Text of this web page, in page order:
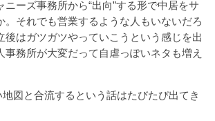
ニーズ事務所から“出向”する形で中居をサ
。それでも営業するような人もいないだろ
後はガツガツやっていこうという感じを出
事務所が大変だって自虐っぽいネタも増え
図と合流するという話はたびたび出てき